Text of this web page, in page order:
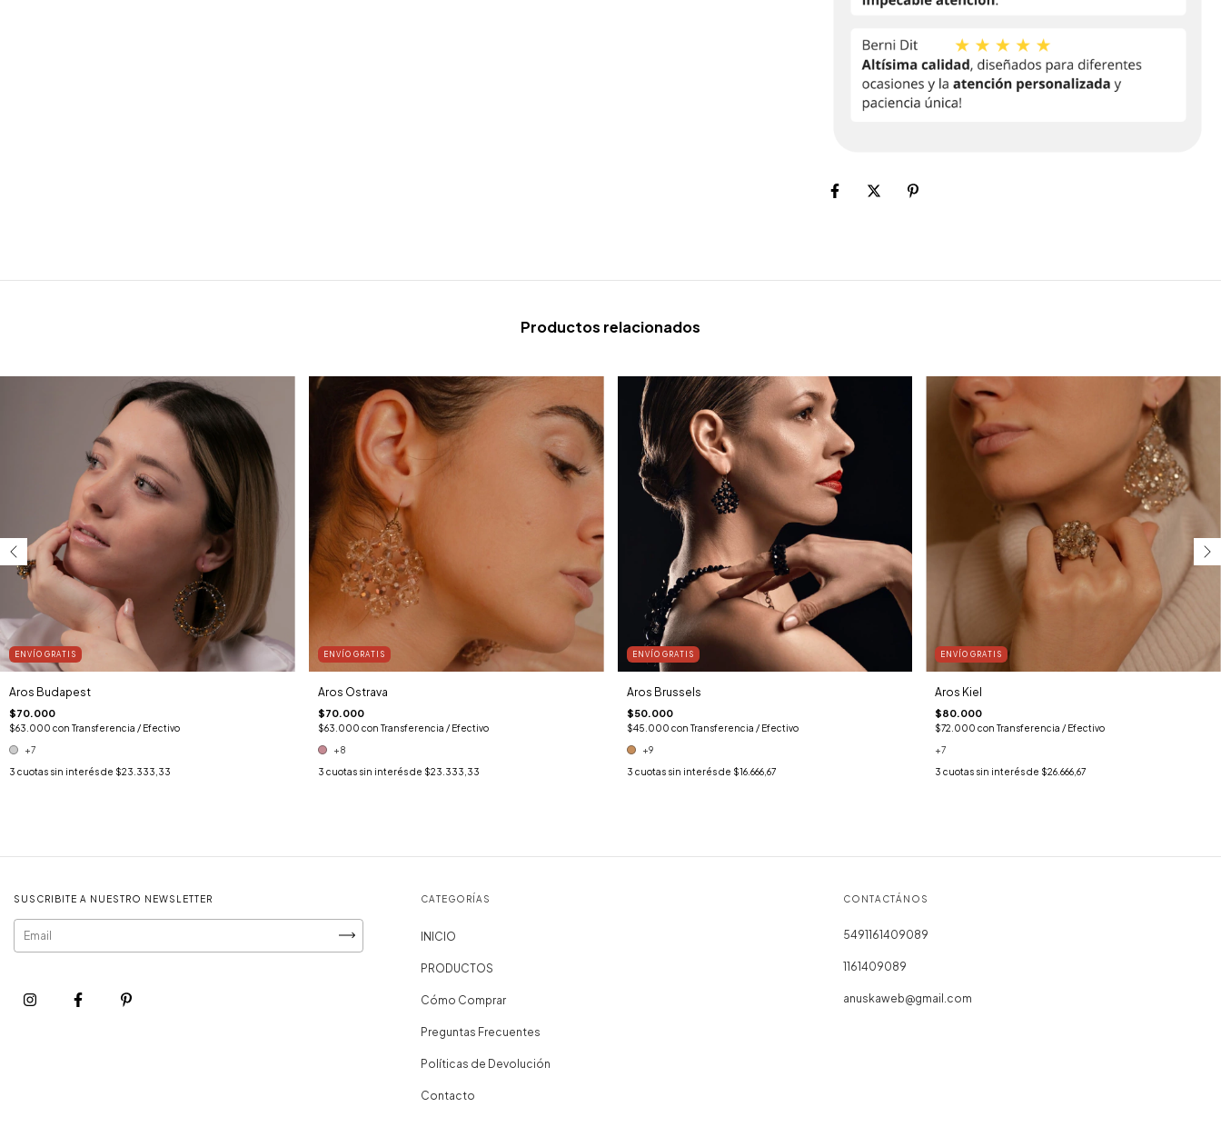
Productos relacionados
ENVÍO GRATIS
Aros Budapest
$70.000
$63.000 con Transferencia / Efectivo
+7
3 cuotas sin interés de $23.333,33
ENVÍO GRATIS
Aros Ostrava
$70.000
$63.000 con Transferencia / Efectivo
+8
3 cuotas sin interés de $23.333,33
ENVÍO GRATIS
Aros Brussels
$50.000
$45.000 con Transferencia / Efectivo
+9
3 cuotas sin interés de $16.666,67
ENVÍO GRATIS
Aros Kiel
$80.000
$72.000con Transferencia / Efectivo
+7
3 cuotas sin interés de $26.666,67
SUSCRIBITE A NUESTRO NEWSLETTER CATEGORÍAS
INICIO
PRODUCTOS
Cómo Comprar
Preguntas Frecuentes
Políticas de Devolución
Contacto
CONTACTÁNOS
5491161409089
1161409089
anuskaweb@gmail.com